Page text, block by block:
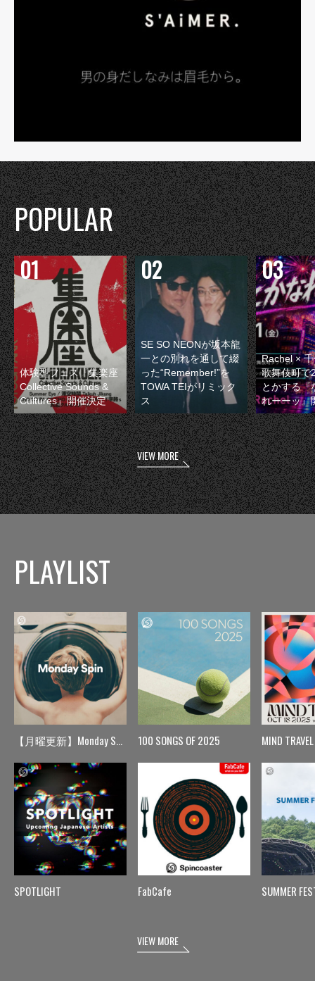
POPULAR
体験型フェス『集楽座
Collective Sounds &
Cultures』開催決定
SE SO NEONが坂本龍
一との別れを通して綴
った“Remember!”を
TOWA TEIがリミック
ス
Rachel ×
歌舞伎町で
とかする『
れーーッ』
VIEW MORE
PLAYLIST
【月曜更新】Monday Spin
SPOTLIGHT
100 SONGS OF 2025
FabCafe
MIND TRAVEL
SUMMER
VIEW MORE